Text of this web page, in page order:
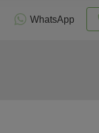
WhatsApp